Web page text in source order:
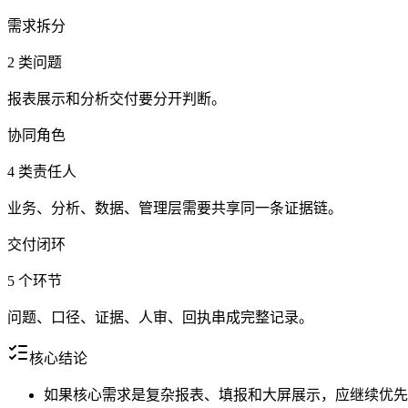
需求拆分
2 类问题
报表展示和分析交付要分开判断。
协同角色
4 类责任人
业务、分析、数据、管理层需要共享同一条证据链。
交付闭环
5 个环节
问题、口径、证据、人审、回执串成完整记录。
核心结论
如果核心需求是复杂报表、填报和大屏展示，应继续优